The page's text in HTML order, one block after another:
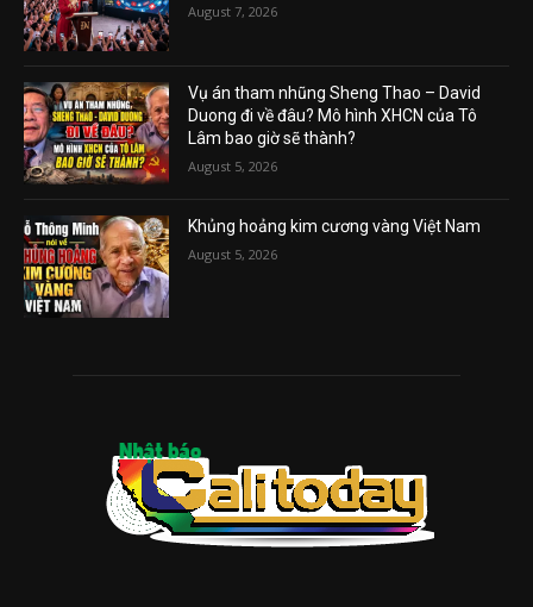
August 7, 2026
Vụ án tham nhũng Sheng Thao – David
Duong đi về đâu? Mô hình XHCN của Tô
Lâm bao giờ sẽ thành?
August 5, 2026
Khủng hoảng kim cương vàng Việt Nam
August 5, 2026